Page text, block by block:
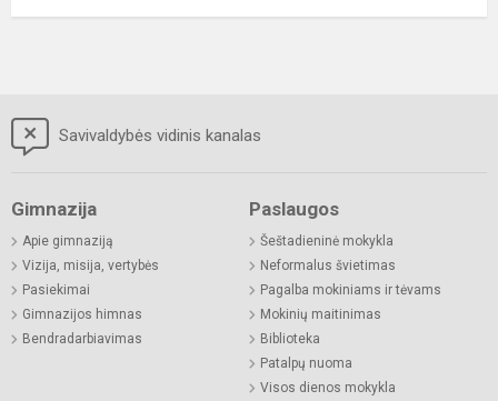
Savivaldybės vidinis kanalas
Gimnazija
Apie gimnaziją
Vizija, misija, vertybės
Pasiekimai
Gimnazijos himnas
Bendradarbiavimas
Paslaugos
Šeštadieninė mokykla
Neformalus švietimas
Pagalba mokiniams ir tėvams
Mokinių maitinimas
Biblioteka
Patalpų nuoma
Visos dienos mokykla